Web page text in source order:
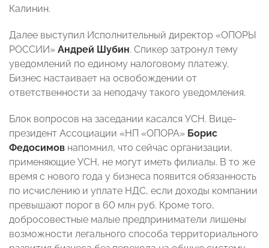
Калинин.
Далее выступил Исполнительный директор «ОПОРЫ
РОССИИ» Андрей Шубин. Спикер затронул тему
уведомлений по единому налоговому платежу.
Бизнес настаивает на освобождении от
ответственности за неподачу такого уведомления.
Блок вопросов на заседании касался УСН. Вице-
президент Ассоциации «НП «ОПОРА» Борис
Федосимов напомнил, что сейчас организации,
применяющие УСН, не могут иметь филиалы. В то же
время с нового года у бизнеса появится обязанность
по исчислению и уплате НДС, если доходы компании
превышают порог в 60 млн руб. Кроме того,
добросовестные малые предприниматели лишены
возможности легального способа территориального